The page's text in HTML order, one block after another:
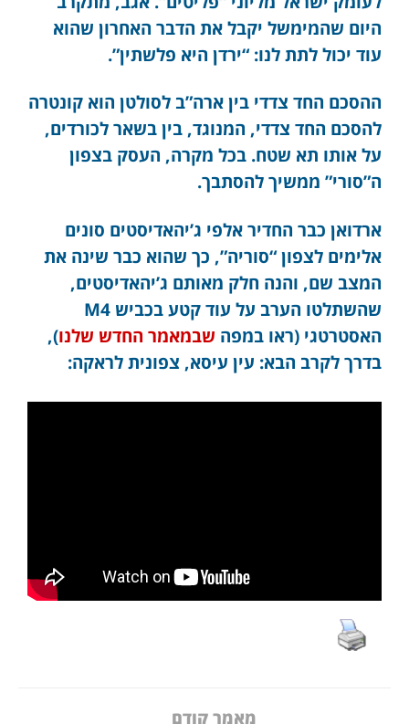
היום שהמימשל יקבל את הדבר האחרון שהוא
עוד יכול לתת לנו: “ירדן היא פלשתין”.
ההסכם החד צדדי בין ארה”ב לסולטן הוא קונטרה
להסכם החד צדדי, המנוגד, בין בשאר לכורדים,
על אותו תא שטח. בכל מקרה, העסק בצפון
ה”סורי” ממשיך להסתבך.
ארדואן כבר החדיר אלפי ג’יהאדיסטים סונים
אלימים לצפון “סוריה”, כך שהוא כבר שינה את
המצב שם, והנה חלק מאותם ג’יהאדיסטים,
שהשתלטו הערב על עוד קטע בכביש M4
האסטרטגי (ראו במפה שבמאמר החדש שלנו),
בדרך לקרב הבא: עין עיסא, צפונית לראקה:
מאמר קודם